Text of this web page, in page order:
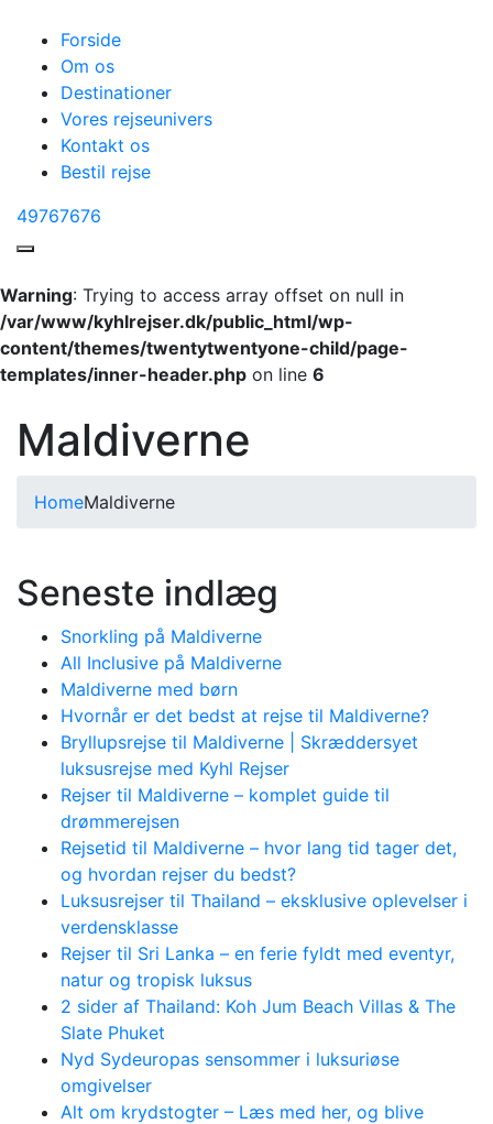
Forside
Om os
Destinationer
Vores rejseunivers
Kontakt os
Bestil rejse
49767676
Warning: Trying to access array offset on null in
/var/www/kyhlrejser.dk/public_html/wp-
content/themes/twentytwentyone-child/page-
templates/inner-header.php on line 6
Maldiverne
HomeMaldiverne
Seneste indlæg
Snorkling på Maldiverne
All Inclusive på Maldiverne
Maldiverne med børn
Hvornår er det bedst at rejse til Maldiverne?
Bryllupsrejse til Maldiverne | Skræddersyet
luksusrejse med Kyhl Rejser
Rejser til Maldiverne – komplet guide til
drømmerejsen
Rejsetid til Maldiverne – hvor lang tid tager det,
og hvordan rejser du bedst?
Luksusrejser til Thailand – eksklusive oplevelser i
verdensklasse
Rejser til Sri Lanka – en ferie fyldt med eventyr,
natur og tropisk luksus
2 sider af Thailand: Koh Jum Beach Villas & The
Slate Phuket
Nyd Sydeuropas sensommer i luksuriøse
omgivelser
Alt om krydstogter – Læs med her, og blive